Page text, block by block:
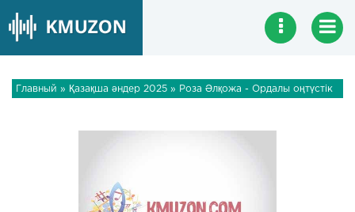
Главный » Қазақша әндер 2025 » Роза Әлқожа - Ордалы оңтүстік